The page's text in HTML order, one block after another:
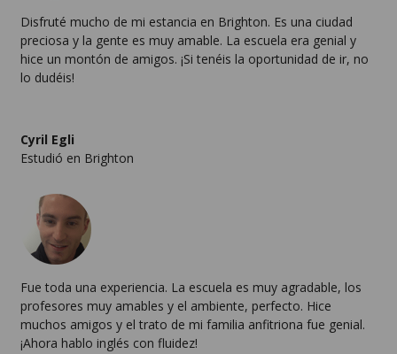
Disfruté mucho de mi estancia en Brighton. Es una ciudad
preciosa y la gente es muy amable. La escuela era genial y
hice un montón de amigos. ¡Si tenéis la oportunidad de ir, no
lo dudéis!
Cyril Egli
Estudió en Brighton
Fue toda una experiencia. La escuela es muy agradable, los
profesores muy amables y el ambiente, perfecto. Hice
muchos amigos y el trato de mi familia anfitriona fue genial.
¡Ahora hablo inglés con fluidez!